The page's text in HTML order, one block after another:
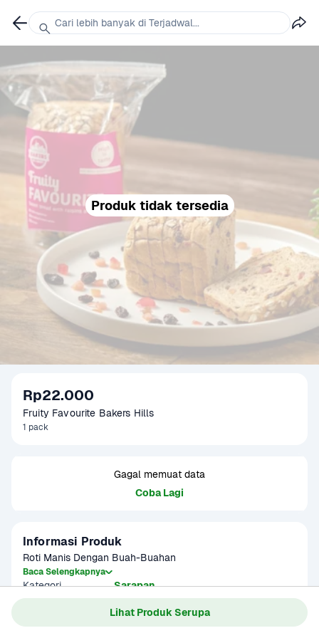
Lihat Produk Serupa
Produk tidak tersedia
Rp22.000
Fruity Favourite Bakers Hills
1 pack
Gagal memuat data
Coba Lagi
Informasi Produk
Roti Manis Dengan Buah-Buahan
Baca Selengkapnya
Kategori Sarapan
Cari lebih banyak di Terjadwal...